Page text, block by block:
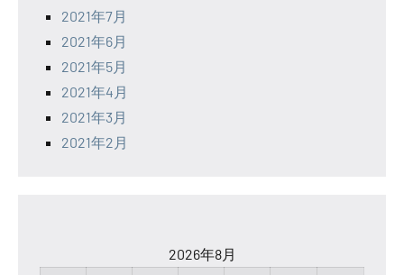
2021年7月
2021年6月
2021年5月
2021年4月
2021年3月
2021年2月
2026年8月